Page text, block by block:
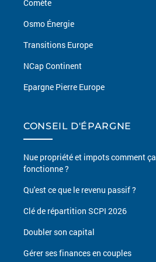
Comète
Osmo Énergie
Transitions Europe
NCap Continent
Epargne Pierre Europe
CONSEIL D'ÉPARGNE
Nue propriété et impots comment ça
fonctionne ?
Qu'est ce que le revenu passif ?
Clé de répartition SCPI 2026
Doubler son capital
Gérer ses finances en couples